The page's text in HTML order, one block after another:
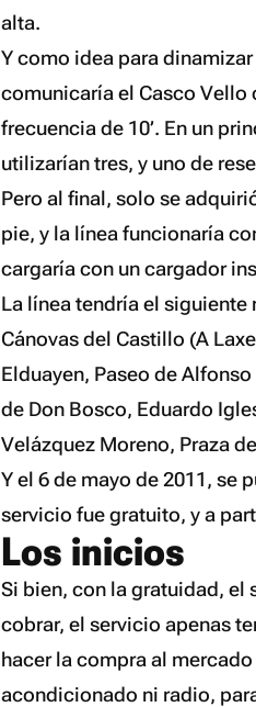
alta.
Y como idea para
comunicaría el Casco Vello
frecuencia de 10’. En un
utilizarían tres, y uno de
Pero al final, solo se
pie, y la línea funcionaría
cargaría con un cargador
La línea tendría el siguiente
Cánovas del Castillo (A
Elduayen, Paseo de
de Don Bosco, Eduardo
Velázquez Moreno, Praza
Y el 6 de mayo de 2011, se
servicio fue gratuito, y a
Los inicios
Si bien, con la gratuidad, el
cobrar, el servicio apenas
hacer la compra al
acondicionado ni radio,